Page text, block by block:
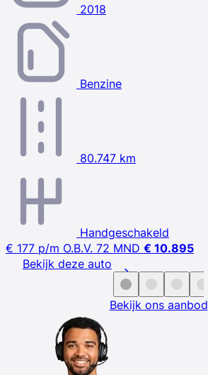
2018
Benzine
80.747 km
Handgeschakeld
€ 177 p/m O.B.V. 72 MND € 10.895
Bekijk deze auto
Bekijk ons aanbod